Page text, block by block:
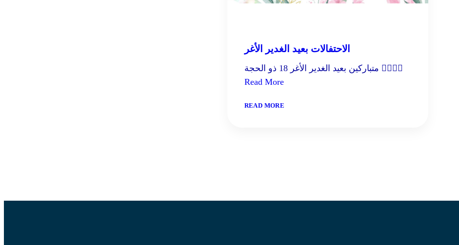
الاحتفالات بعيد الغدير الأغر
متباركين بعيد الغدير الأغر 18 ذو الحجة 
Read More
READ MORE